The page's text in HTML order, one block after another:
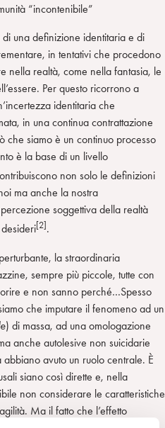
“incontenibile”
una definizione identitaria e di
in tentativi che procedono
nella realtà, come nella fantasia, le
Per questo ricorrono a
identitaria che
in una continua contrattazione
che siamo è un continuo processo
è la base di un livello
non solo le definizioni
ma anche la nostra
soggettiva della realtà
[2] .
la straordinaria
sempre più piccole, tutte con
e non sanno perché…Spesso
che imputare il fenomeno ad un
) di massa, ad una omologazione
anche autolesive non suicidarie
avuto un ruolo centrale. È
siano così dirette e, nella
non considerare le caratteristiche
Ma il fatto che l’effetto